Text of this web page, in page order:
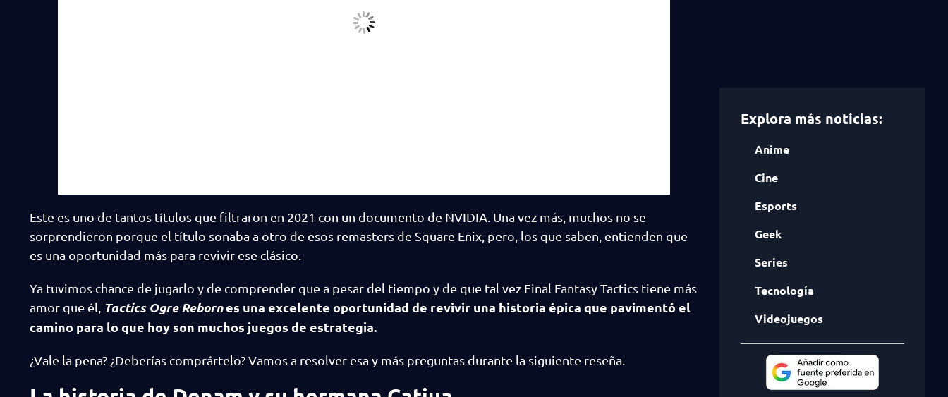
Este es uno de tantos títulos que filtraron en 2021 con un documento de NVIDIA. Una vez más, muchos no se
sorprendieron porque el título sonaba a otro de esos remasters de Square Enix, pero, los que saben, entienden que
es una oportunidad más para revivir ese clásico.
Ya tuvimos chance de jugarlo y de comprender que a pesar del tiempo y de que tal vez Final Fantasy Tactics tiene más
amor que él, Tactics Ogre Rebornes una excelente oportunidad de revivir una historia épica que pavimentó el
camino para lo que hoy son muchos juegos de estrategia.
¿Vale la pena? ¿Deberías comprártelo? Vamos a resolver esa y más preguntas durante la siguiente reseña.
Explora más noticias:
Anime
Cine
Esports
Geek
Series
Tecnología
Videojuegos